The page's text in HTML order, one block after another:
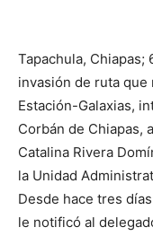
Tapachula,
invasión de ruta
Estación-Galaxias,
Corbán de Chiapas,
Catalina Rivera
la Unidad
Desde hace tres
le notificó al